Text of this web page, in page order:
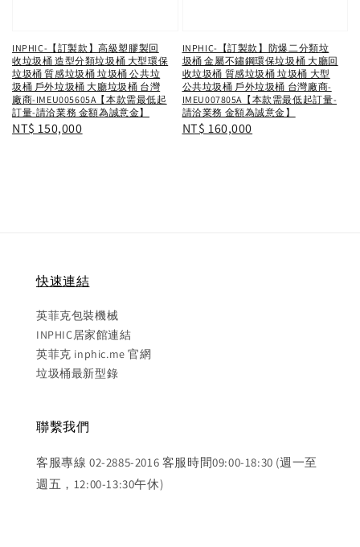
INPHIC-【訂製款】高級塑膠製回
收垃圾桶 造型分類垃圾桶 大型環保
垃圾桶 質感垃圾桶 垃圾桶 公共垃
圾桶 戶外垃圾桶 大廳垃圾桶 台灣
廠商-IMEU005605A【本款需最低起
訂量-請洽業務 金額為誠意金】
Regular
NT$ 150,000
INPHIC-【訂製款】防爆二分類垃
圾桶 金屬不鏽鋼環保垃圾桶 大廳回
收垃圾桶 質感垃圾桶 垃圾桶 大型
公共垃圾桶 戶外垃圾桶 台灣廠商-
IMEU007805A【本款需最低起訂量-
請洽業務 金額為誠意金】
Regular
NT$ 160,000
快速連結
英菲克包裝機械
INPHIC居家館連結
英菲克 inphic.me 官網
垃圾桶最新型錄
聯繫我們
客服專線 02-2885-2016 客服時間09:00-18:30 (週一至
週五，12:00-13:30午休)